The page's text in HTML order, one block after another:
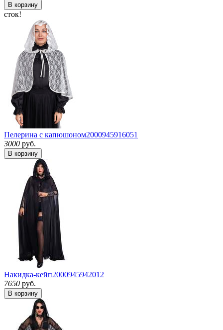
В корзину
сток!
Пелерина с капюшоном2000945916051
3000 руб.
В корзину
Накидка-кейп2000945942012
7650 руб.
В корзину